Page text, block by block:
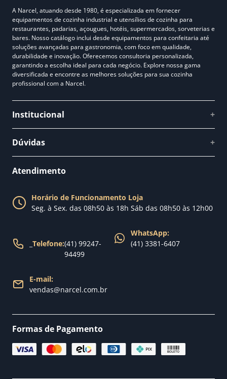
A Narcel, atuando desde 1980, é especializada em fornecer
equipamentos de cozinha industrial e utensílios de cozinha para
restaurantes, padarias, açougues, hotéis, supermercados, sorveterias e
bares. Nosso catálogo inclui desde equipamentos para confeitaria até
soluções avançadas para gastronomia, com foco em qualidade,
durabilidade e inovação. Oferecemos consultoria personalizada,
garantindo a escolha ideal para cada negócio. Explore nossa gama
diversificada e encontre as melhores soluções para sua cozinha
profissional com a Narcel.
Institucional +
Fale conosco
Nossa loja
Dúvidas +
Política de Trocas
Política de Entrega
Atendimento
Horário de Funcionamento Loja
Seg. à Sex. das 08h50 às 18h Sáb das 08h50 às 12h00
Telefone:(41) 99247-
94499
WhatsApp:
(41) 3381-6407
E-mail:
vendas@narcel.com.br
Formas de Pagamento